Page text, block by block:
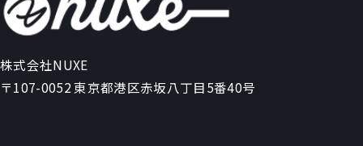
株式会社NUXE
〒107-0052 東京都港区赤坂八丁目5番40号